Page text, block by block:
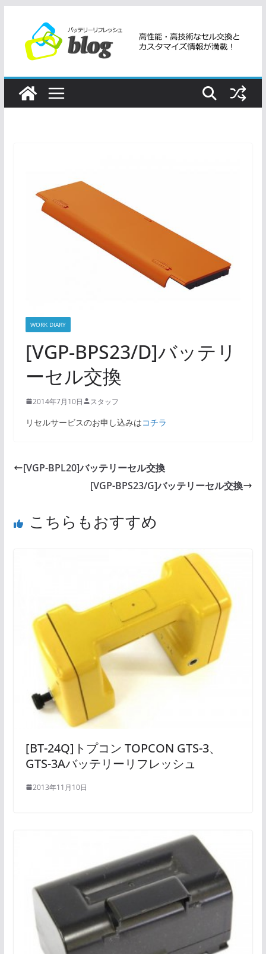
ツ
WORK DIARY
[VGP-BPS23/D]バッテリ
ーセル交換
2014年7月10日 スタッフ
リセルサービスのお申し込みはコチラ
[VGP-BPL20]バッテリーセル交換
[VGP-BPS23/G]バッテリーセル交換
こちらもおすすめ
[BT-24Q]トプコン TOPCON GTS-3、
GTS-3Aバッテリーリフレッシュ
2013年11月10日